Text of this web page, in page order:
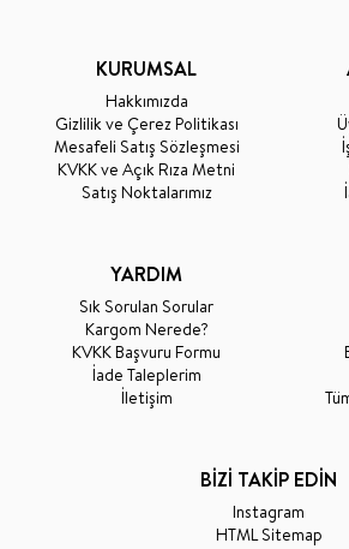
KURUMSAL
Hakkımızda
Gizlilik ve Çerez Politikası
Mesafeli Satış Sözleşmesi
KVKK ve Açık Rıza Metni
Satış Noktalarımız
YARDIM
Sık Sorulan Sorular
Kargom Nerede?
KVKK Başvuru Formu
İade Taleplerim
İletişim
BİZİ TAKİP EDİN
Instagram
HTML Sitemap